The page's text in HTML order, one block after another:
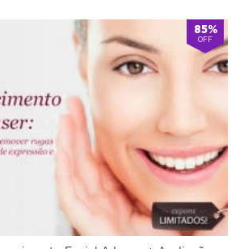
85%
OFF